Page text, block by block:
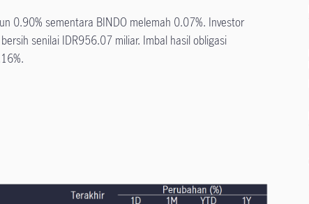
0.90% sementara BINDO melemah 0.07%. Investor
senilai IDR956.07 miliar. Imbal hasil obligasi